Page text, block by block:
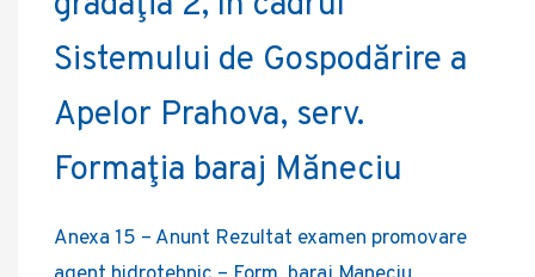
Sistemului de Gospodărire a
Apelor Prahova, serv.
Formaţia baraj Măneciu
Anexa 15 – Anunt Rezultat examen promovare